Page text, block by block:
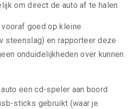
om direct de auto af te halen.
goed op kleine
steenslag) en rapporteer deze
onduidelijkheden over kunnen
een cd-speler aan boord
sticks gebruikt (waar je